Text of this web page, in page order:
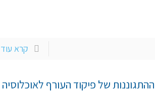
קרא עוד
ההתגוננות של פיקוד העורף לאוכלוסיה